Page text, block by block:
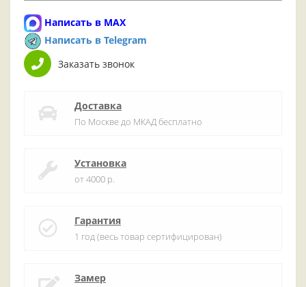
Написать в MAX
Написать в Telegram
Заказать звонок
Доставка
По Москве до МКАД бесплатно
Установка
от 4000 р.
Гарантия
1 год (весь товар сертифицирован)
Замер